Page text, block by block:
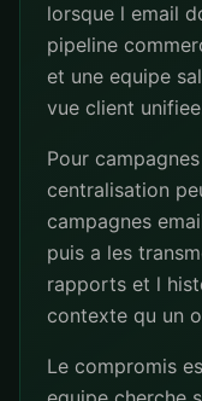
lorsque l email
pipeline
et une equipe
vue client
Pour
centralisation
campagnes
puis a les
rapports et l
contexte qu un
Le compromis